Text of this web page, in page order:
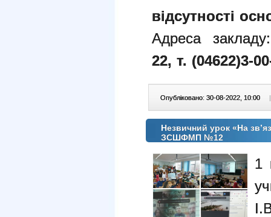
відсутності
Адреса закладу:
22, т. (04622)3-
Опубліковано: 30-08-2022, 10:00 |
Незвичний урок «На
ЗСШФМП №12
1